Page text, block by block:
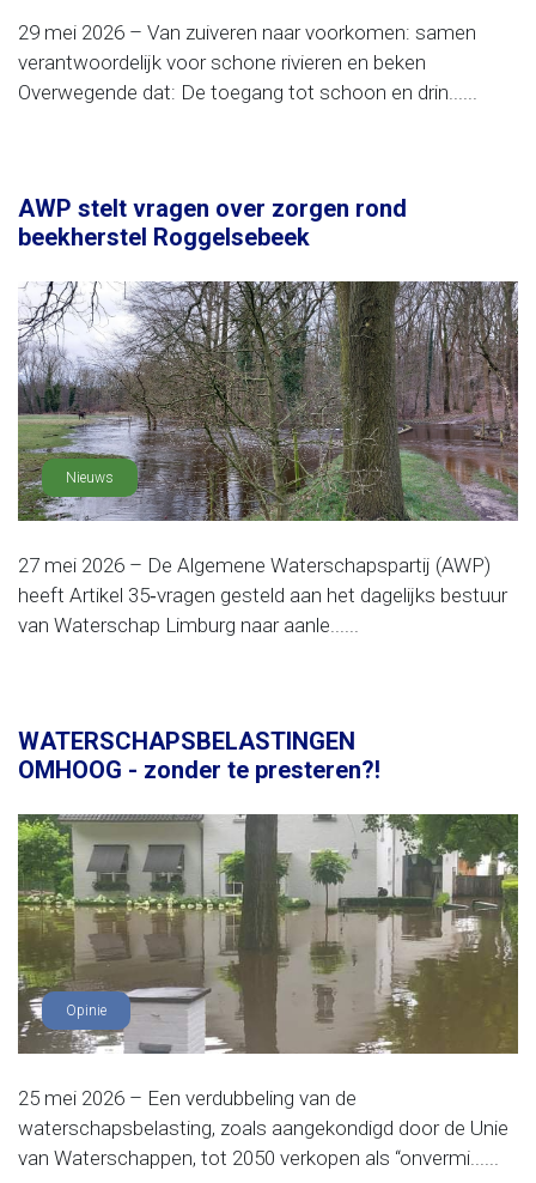
29 mei 2026 – Van zuiveren naar voorkomen: samen
verantwoordelijk voor schone rivieren en beken
Overwegende dat: De toegang tot schoon en drin......
AWP stelt vragen over zorgen rond
beekherstel Roggelsebeek
Nieuws
27 mei 2026 – De Algemene Waterschapspartij (AWP)
heeft Artikel 35‑vragen gesteld aan het dagelijks bestuur
van Waterschap Limburg naar aanle......
WATERSCHAPSBELASTINGEN
OMHOOG - zonder te presteren?!
Opinie
25 mei 2026 – Een verdubbeling van de
waterschapsbelasting, zoals aangekondigd door de Unie
van Waterschappen, tot 2050 verkopen als “onvermi......